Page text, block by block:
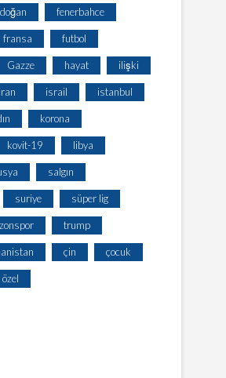
fenerbahce
fransa futbol
Gazze hayat ilişki
iran israil istanbul
korona
kovit-19 libya
salgın
suriye süper lig
trump
çin çocuk